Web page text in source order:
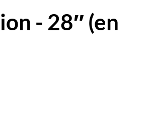
- 28″ (en